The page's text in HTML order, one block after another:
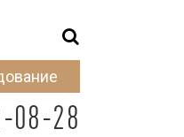
08-28